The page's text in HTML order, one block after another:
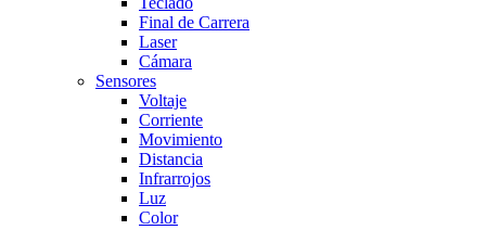
Final de Carrera
Laser
Cámara
Sensores
Voltaje
Corriente
Movimiento
Distancia
Infrarrojos
Luz
Color